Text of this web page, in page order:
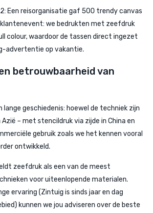
Een reisorganisatie gaf 500 trendy canvas
we bedrukten met zeefdruk
colour, waardoor de tassen direct ingezet
advertentie op vakantie.
betrouwbaarheid van
lange geschiedenis: hoewel de techniek zijn
– met stencildruk via zijde in China en
gebruik zoals we het kennen vooral
ontwikkeld.
zeefdruk als een van de meest
voor uiteenlopende materialen.
ervaring (Zintuig is sinds jaar en dag
kunnen we jou adviseren over de beste